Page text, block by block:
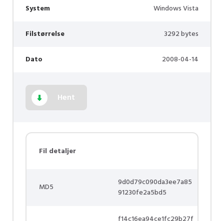
System Windows Vista
Filstørrelse 3292 bytes
Dato 2008-04-14
Hent
Fil detaljer
MD5
9d0d79c090da3ee7a85
91230fe2a5bd5